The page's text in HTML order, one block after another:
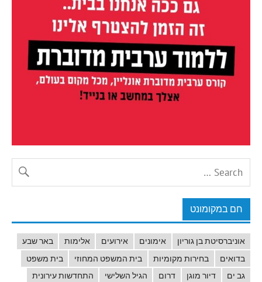
חם במקומונט
אוניברסיטת בן גוריון אימונים אירועים אלימות
באר שבע
בדואים
בחירות מקומיות בית המשפט המחוזי
בית משפט
גב ים
דיור מוגן דרום הגיל השלישי
התחדשות עירונית